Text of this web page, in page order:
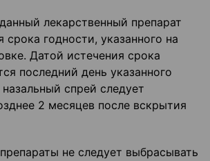
лекарственный препарат
срока годности, указанного на
Датой истечения срока
последний день указанного
спрей следует
2 месяцев после вскрытия
не следует выбрасывать